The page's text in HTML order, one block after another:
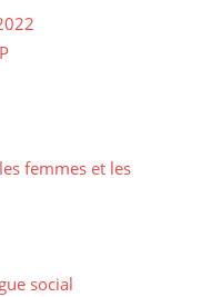
femmes et les
social